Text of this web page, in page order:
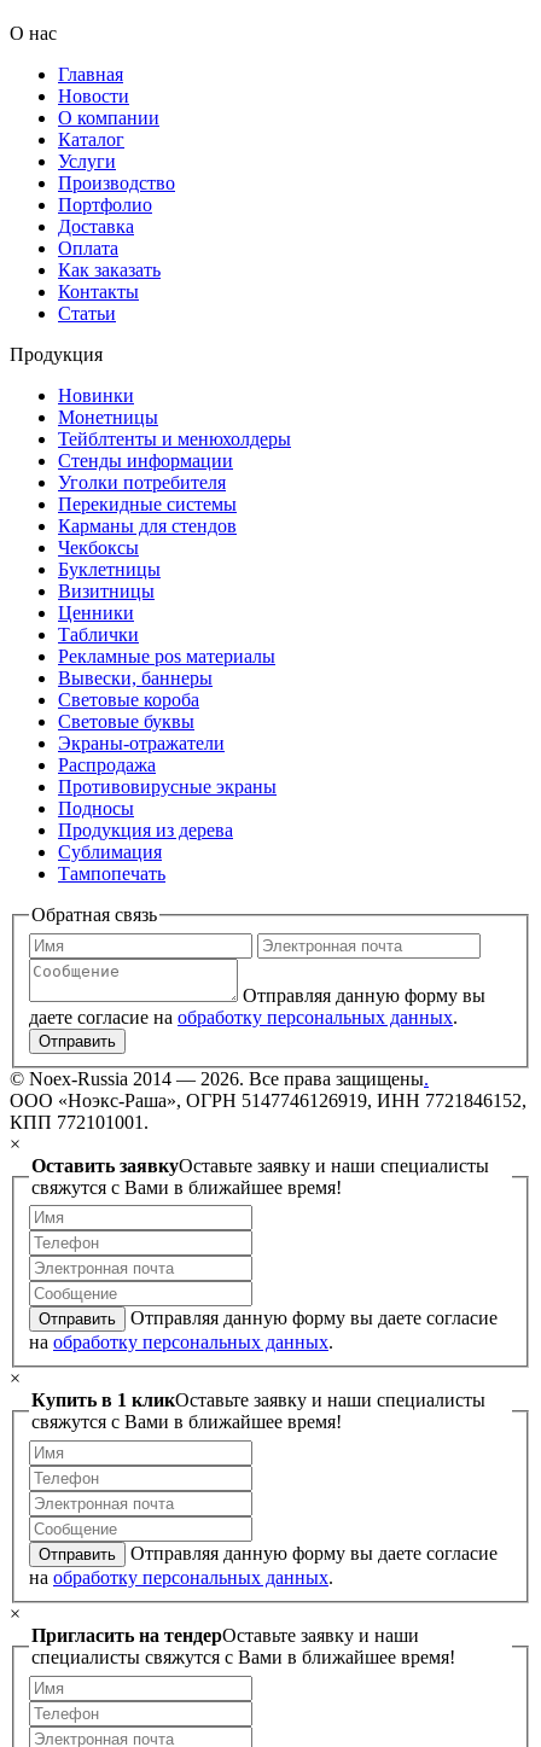
О нас
Главная
Новости
О компании
Каталог
Услуги
Производство
Портфолио
Доставка
Оплата
Как заказать
Контакты
Статьи
Продукция
Новинки
Монетницы
Тейблтенты и менюхолдеры
Стенды информации
Уголки потребителя
Перекидные системы
Карманы для стендов
Чекбоксы
Буклетницы
Визитницы
Ценники
Таблички
Рекламные pos материалы
Вывески, баннеры
Световые короба
Световые буквы
Экраны-отражатели
Распродажа
Противовирусные экраны
Подносы
Продукция из дерева
Сублимация
Тампопечать
Обратная связь
Отправляя данную форму вы
даете согласие на обработку персональных данных.
Отправить
© Noex-Russia 2014 — 2026. Все права защищены.
ООО «Ноэкс-Раша», ОГРН 5147746126919, ИНН 7721846152,
КПП 772101001.
×
Оставить заявкуОставьте заявку и наши специалисты
свяжутся с Вами в ближайшее время!
Отправить
Отправляя данную форму вы даете согласие
на обработку персональных данных.
×
Купить в 1 кликОставьте заявку и наши специалисты
свяжутся с Вами в ближайшее время!
Отправить
Отправляя данную форму вы даете согласие
на обработку персональных данных.
×
Пригласить на тендерОставьте заявку и наши
специалисты свяжутся с Вами в ближайшее время!